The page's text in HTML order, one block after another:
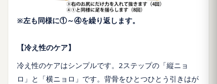
※左も同様に①～④を繰り返します。
【冷え性のケア】
冷え性のケアはシンプルです。2ステップの「縦ニョ
ロ」と「横ニョロ」です。背骨をひとつひとう引きはが